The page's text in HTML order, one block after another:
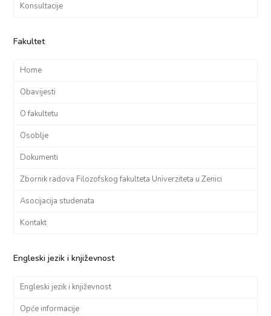
Konsultacije
Fakultet
Home
Obavijesti
O fakultetu
Osoblje
Dokumenti
Zbornik radova Filozofskog fakulteta Univerziteta u Zenici
Asocijacija studenata
Kontakt
Engleski jezik i književnost
Engleski jezik i književnost
Opće informacije